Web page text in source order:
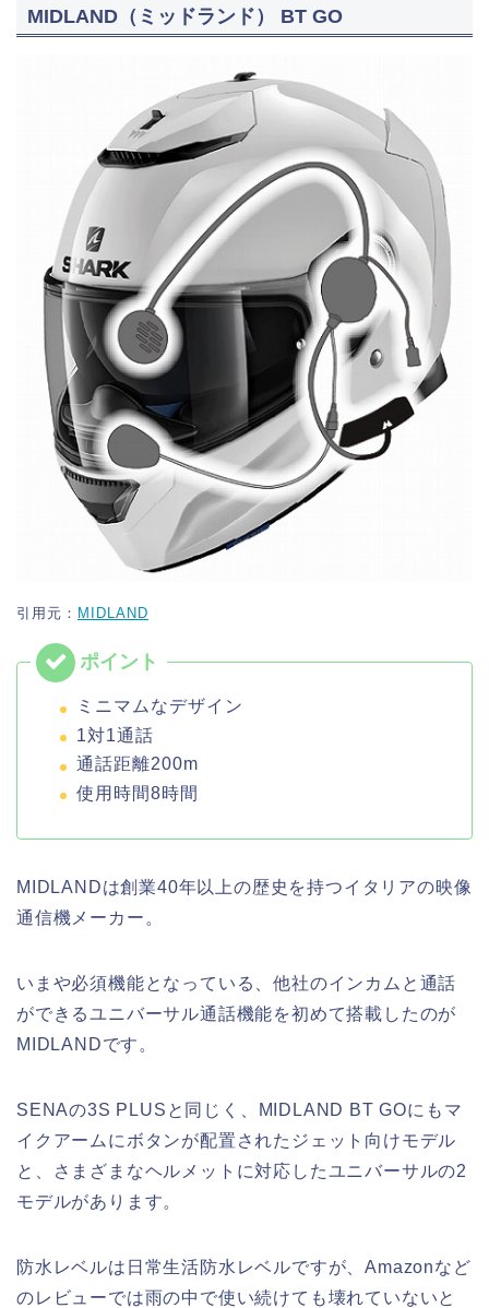
MIDLAND（ミッドランド） BT GO
引用元： MIDLAND
ミニマムなデザイン
1対1通話
通話距離200m
使用時間8時間
MIDLANDは創業40年以上の歴史を持つイタリアの映像
通信機メーカー。
いまや必須機能となっている、他社のインカムと通話
ができるユニバーサル通話機能を初めて搭載したのが
MIDLANDです。
SENAの3S PLUSと同じく、MIDLAND BT GOにもマ
イクアームにボタンが配置されたジェット向けモデル
と、さまざまなヘルメットに対応したユニバーサルの2
モデルがあります。
防水レベルは日常生活防水レベルですが、Amazonなど
のレビューでは雨の中で使い続けても壊れていないと